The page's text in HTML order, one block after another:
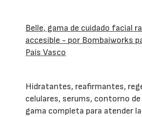
Belle, gama de cuidado facial
accesible - por Bombaiworks
País Vasco
Hidratantes, reafirmantes,
celulares, serums, contorno de
gama completa para atender